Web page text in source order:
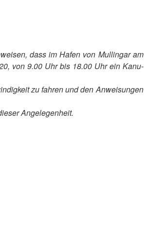
dass im Hafen von Mullingar am
von 9.00 Uhr bis 18.00 Uhr ein Kanu-
zu fahren und den Anweisungen
Angelegenheit.